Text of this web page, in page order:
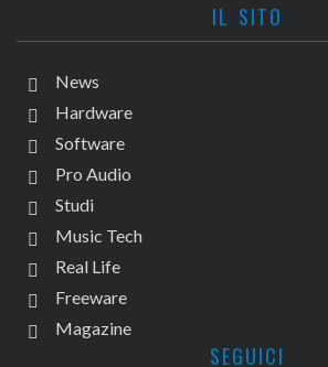
IL SITO
News
Hardware
Software
Pro Audio
Studi
Music Tech
Real Life
Freeware
Magazine
SEGUICI